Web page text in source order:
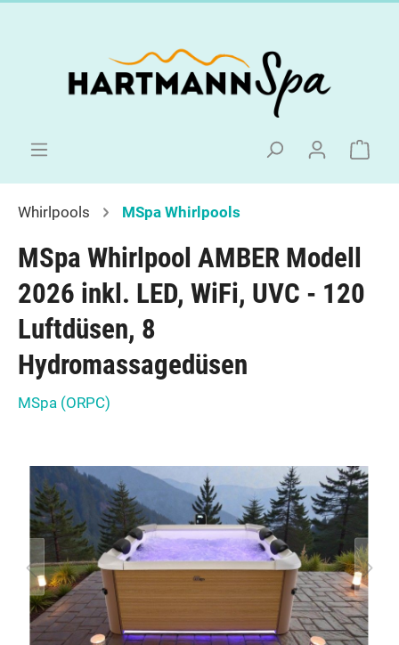
Whirlpools MSpa Whirlpools
MSpa Whirlpool AMBER Modell
2026 inkl. LED, WiFi, UVC - 120
Luftdüsen, 8
Hydromassagedüsen
MSpa (ORPC)